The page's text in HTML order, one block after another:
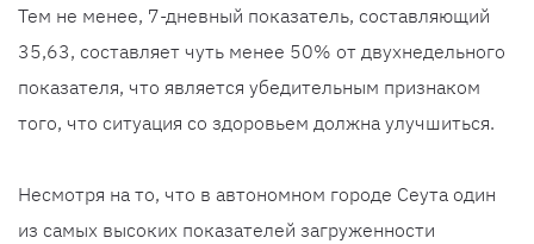
Тем не менее, 7-дневный показатель, составляющий
35,63, составляет чуть менее 50% от двухнедельного
показателя, что является убедительным признаком
того, что ситуация со здоровьем должна улучшиться.
Несмотря на то, что в автономном городе Сеута один
из самых высоких показателей загруженности